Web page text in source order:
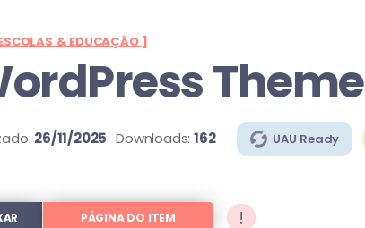
& EDUCAÇÃO ]
Theme
26/11/2025 Downloads:162 UAU Ready
PÁGINA DO ITEM !